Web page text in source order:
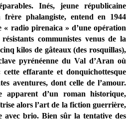
Inés, jeune républicaine
frère phalangiste, entend en 1944
« radio pirenaica » d’une opération
communistes venus de la
kilos de gâteaux (des rosquillas),
pyrénéenne du Val d’Aran où
effarante et donquichottesque
aventures, dont celle de l’amour.
apparent d’un roman historique,
alors l’art de la fiction guerrière,
avec brio. Bien sûr la tentative des